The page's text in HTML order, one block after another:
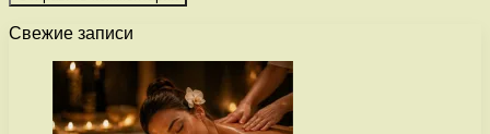
Свежие записи